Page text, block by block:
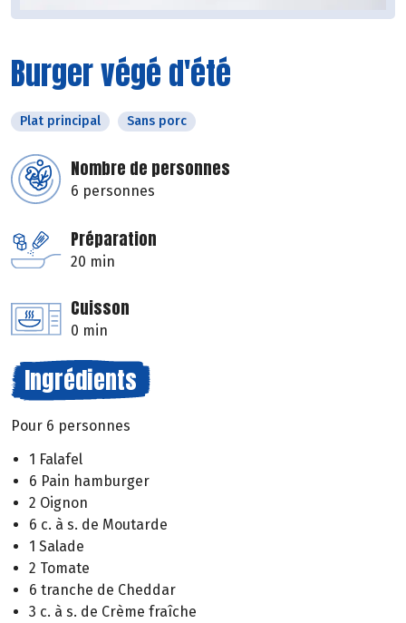
Burger végé d'été
Plat principal Sans porc
Nombre de personnes
6 personnes
Préparation
20 min
Cuisson
0 min
Ingrédients
Pour 6 personnes
1 Falafel
6 Pain hamburger
2 Oignon
6 c. à s. de Moutarde
1 Salade
2 Tomate
6 tranche de Cheddar
3 c. à s. de Crème fraîche